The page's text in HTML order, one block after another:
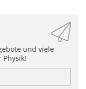
und viele